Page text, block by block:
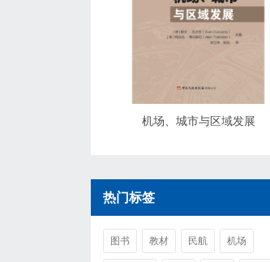
机场、城市与区域发展
热门标签
图书 教材 民航 机场